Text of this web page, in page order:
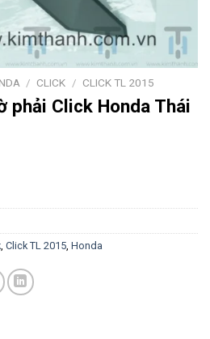
/ CLICK / CLICK TL 2015
phải Click Honda Thái
, Click TL 2015, Honda